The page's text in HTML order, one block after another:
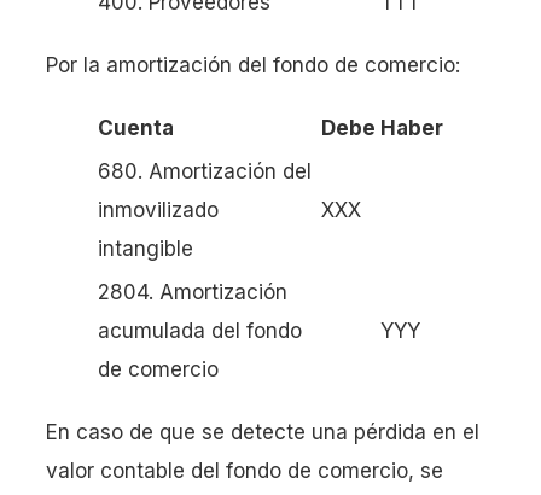
Por la amortización del fondo de comercio:
Cuenta Debe Haber
680. Amortización del
inmovilizado
intangible
XXX
2804. Amortización
acumulada del fondo
de comercio
YYY
En caso de que se detecte una pérdida en el
valor contable del fondo de comercio, se